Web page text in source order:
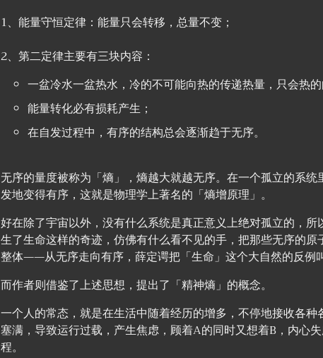
1、能量守恒定律：能量只会转移，总量不变；
2、第二定律主要有三块内容：
一盆冷水一盆热水，冷的不可能向热的传递热量，只会热的
能量转化必有损耗产生；
在自发过程中，有序的结构总会逐渐趋于无序。
无序的量度被称为「熵」，熵越大就越无序。在一个孤立的系
发地变得有序，这就是物理学上著名的「熵增原理」。
好在除了宇宙以外，没有什么系统是真正意义上绝对孤立的，
生了生命这样的奇迹，仿佛有什么看不见的手，把那些无序的
整体——从无序走向有序，薛定谔把「生命」这个大自然的反例
而作者则借鉴了上述思想，提出了「精神熵」的概念。
一个人的常态，就是在生活中随着经历的增多，不停地接收各
塞满，导致运行过载，产生焦虑，顾着A的同时又想着B，内心
程。